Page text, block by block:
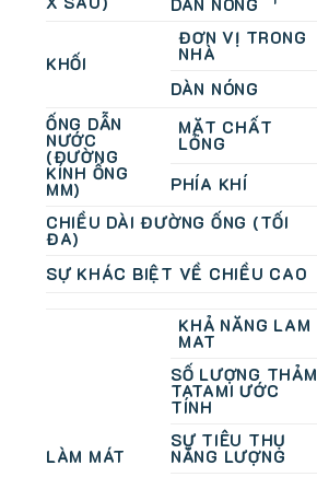
DÀN NÓNG
KHỐI
ĐƠN VỊ TRONG
NHÀ
DÀN NÓNG
ỐNG DẪN
NƯỚC
(ĐƯỜNG
KÍNH ỐNG
MM)
MẶT CHẤT
LỎNG
PHÍA KHÍ
CHIỀU DÀI ĐƯỜNG ỐNG (TỐI
ĐA)
SỰ KHÁC BIỆT VỀ CHIỀU CAO
LÀM MÁT
KHẢ NĂNG LAM
MAT
SỐ LƯỢNG THẢM
TATAMI ƯỚC
TÍNH
SỰ TIÊU THỤ
NĂNG LƯỢNG